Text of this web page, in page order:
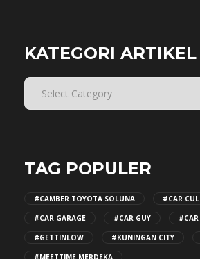
KATEGORI ARTIKEL
TAG POPULER
#CAMBER TOYOTA SOLUNA
#CAR
#CAR GARAGE
#CAR GUY
#CAR
#GETTINLOW
#KUNINGAN CITY